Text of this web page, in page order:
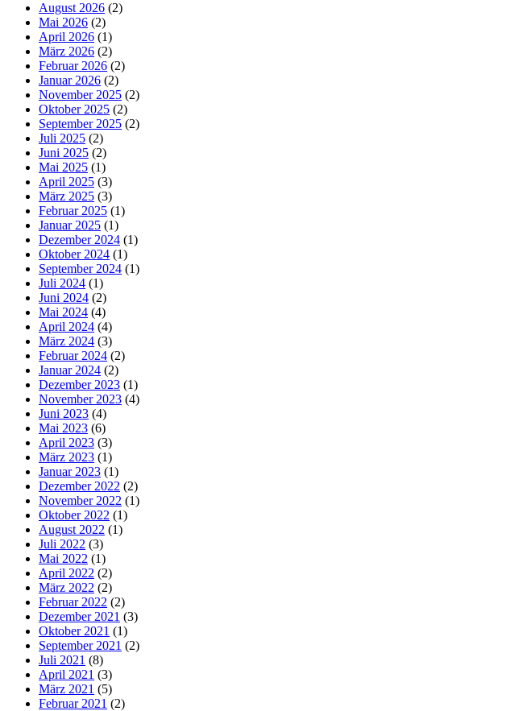
August 2026 (2)
Mai 2026 (2)
April 2026 (1)
März 2026 (2)
Februar 2026 (2)
Januar 2026 (2)
November 2025 (2)
Oktober 2025 (2)
September 2025 (2)
Juli 2025 (2)
Juni 2025 (2)
Mai 2025 (1)
April 2025 (3)
März 2025 (3)
Februar 2025 (1)
Januar 2025 (1)
Dezember 2024 (1)
Oktober 2024 (1)
September 2024 (1)
Juli 2024 (1)
Juni 2024 (2)
Mai 2024 (4)
April 2024 (4)
März 2024 (3)
Februar 2024 (2)
Januar 2024 (2)
Dezember 2023 (1)
November 2023 (4)
Juni 2023 (4)
Mai 2023 (6)
April 2023 (3)
März 2023 (1)
Januar 2023 (1)
Dezember 2022 (2)
November 2022 (1)
Oktober 2022 (1)
August 2022 (1)
Juli 2022 (3)
Mai 2022 (1)
April 2022 (2)
März 2022 (2)
Februar 2022 (2)
Dezember 2021 (3)
Oktober 2021 (1)
September 2021 (2)
Juli 2021 (8)
April 2021 (3)
März 2021 (5)
Februar 2021 (2)